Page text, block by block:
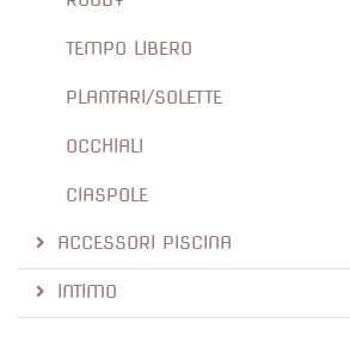
TEMPO LIBERO
PLANTARI/SOLETTE
OCCHIALI
CIASPOLE
ACCESSORI PISCINA
INTIMO